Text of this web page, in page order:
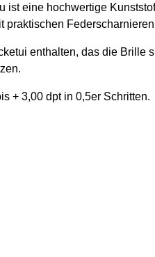
ist eine hochwertige
enthalten, das die
+ 3,00 dpt in 0,5er Schritten.